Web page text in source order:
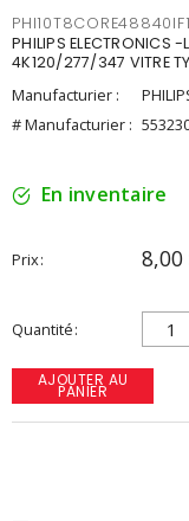
PHILIPS ELECTRONICS
4K120/277/347 VITRE
Manufacturier :
# Manufacturier :
En inventaire
Prix 8,00
Quantité
AJOUTER AU
PANIER